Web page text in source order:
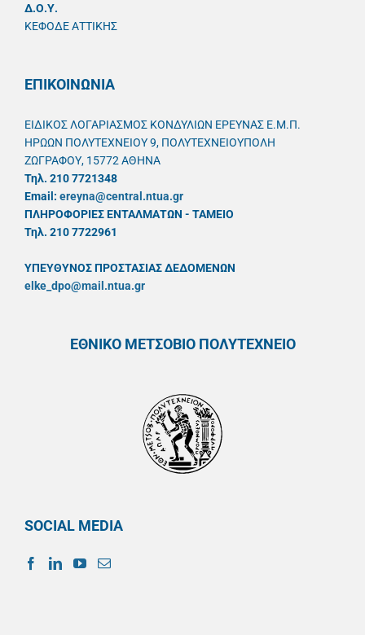
Δ.Ο.Υ.
ΚΕΦΟΔΕ ΑΤΤΙΚΗΣ
ΕΠΙΚΟΙΝΩΝΙΑ
ΕΙΔΙΚΟΣ ΛΟΓΑΡΙΑΣΜΟΣ ΚΟΝΔΥΛΙΩΝ ΕΡΕΥΝΑΣ Ε.Μ.Π.
ΗΡΩΩΝ ΠΟΛΥΤΕΧΝΕΙΟΥ 9, ΠΟΛΥΤΕΧΝΕΙΟΥΠΟΛΗ
ΖΩΓΡΑΦΟΥ, 15772 ΑΘΗΝΑ
Τηλ. 210 7721348
Email: ereyna@central.ntua.gr
ΠΛΗΡΟΦΟΡΙΕΣ ΕΝΤΑΛΜΑΤΩΝ - ΤΑΜΕΙΟ
Τηλ. 210 7722961
ΥΠΕΥΘYΝΟΣ ΠΡΟΣΤΑΣΙΑΣ ΔΕΔΟΜΕΝΩΝ
elke_dpo@mail.ntua.gr
ΕΘΝΙΚΟ ΜΕΤΣΟΒΙΟ ΠΟΛΥΤΕΧΝΕΙΟ
SOCIAL MEDIA